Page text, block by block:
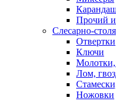
Прочий
Слесарно-
Отвертки
Ключи
Лом,
Ножовки